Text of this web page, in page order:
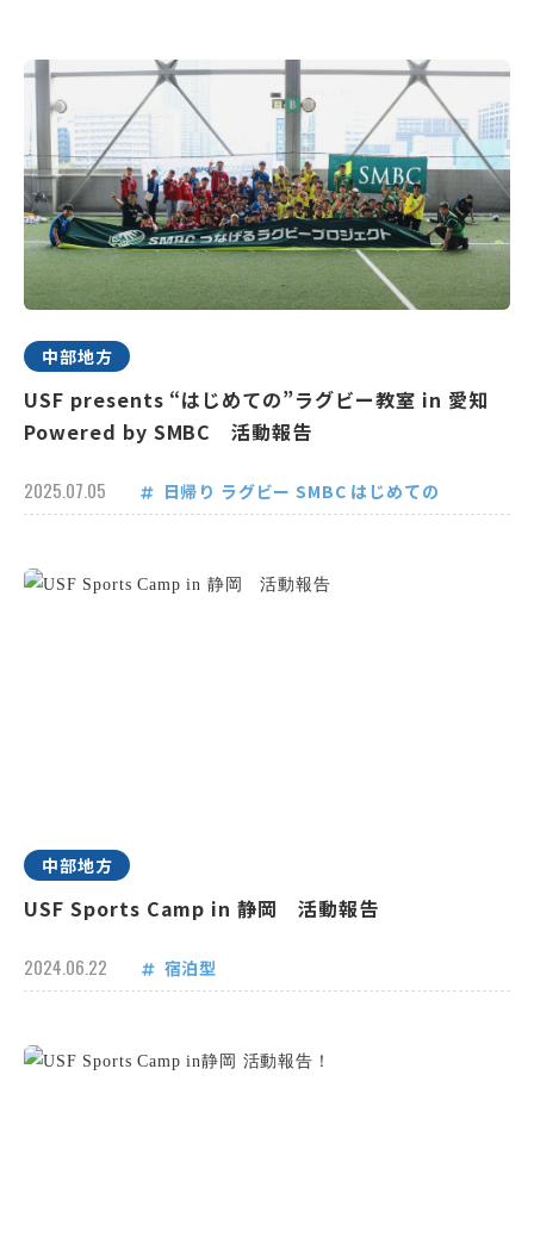
中部地方
USF presents “はじめての”ラグビー教室 in 愛知
Powered by SMBC 活動報告
2025.07.05 日帰り ラグビー SMBC はじめての
中部地方
USF Sports Camp in 静岡 活動報告
2024.06.22 宿泊型